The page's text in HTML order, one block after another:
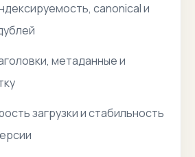
canonical и
метаданные и
загрузки и стабильность